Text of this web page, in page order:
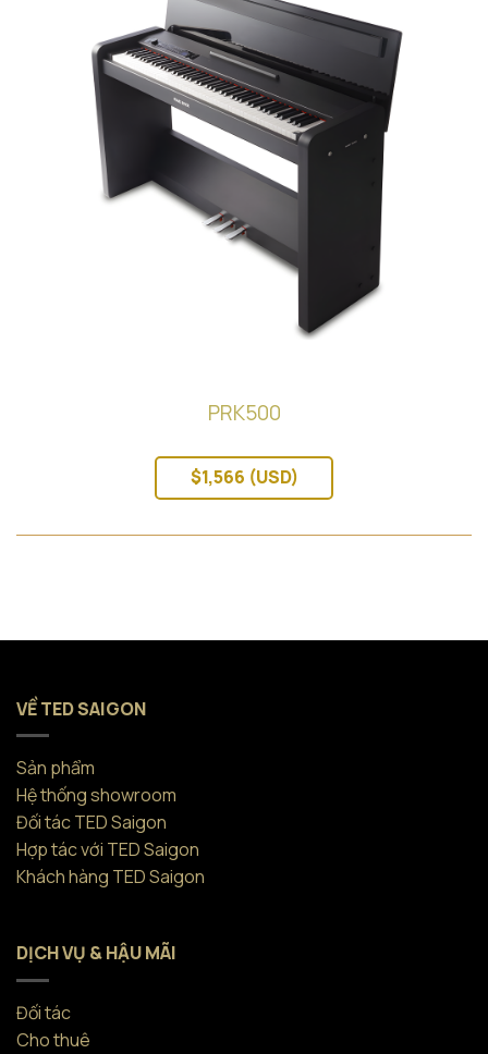
PRK500
$1,566 (USD)
VỀ TED SAIGON
Sản phẩm
Hệ thống showroom
Đối tác TED Saigon
Hợp tác với TED Saigon
Khách hàng TED Saigon
DỊCH VỤ & HẬU MÃI
Đối tác
Cho thuê